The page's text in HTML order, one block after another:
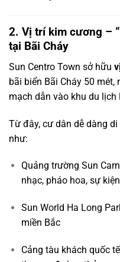
2. Vị trí kim cương –
tại Bãi Cháy
Sun Centro Town sở hữu
bãi biển Bãi Cháy 50
mạch dẫn vào khu du lịch
Từ đây, cư dân dễ dàng
như:
Quảng trường Sun
nhạc, pháo hoa, sự
Sun World Ha Long
miền Bắc
Cảng tàu khách quốc